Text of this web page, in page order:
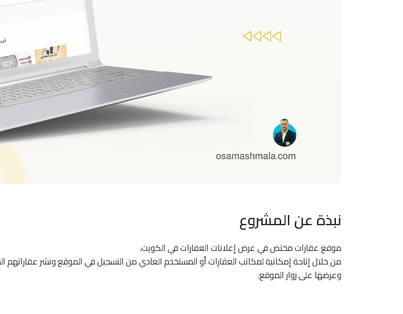
نبذة عن المشروع
موقع عقارات مختص في عرض إعلانات العقارات في الكويت.
من خلال إتاحة إمكانية لمكاتب العقارات أو المستخدم العادي من التسجيل في الموقع ونشر عقاراتهم
وعرضها على زوار الموقع.